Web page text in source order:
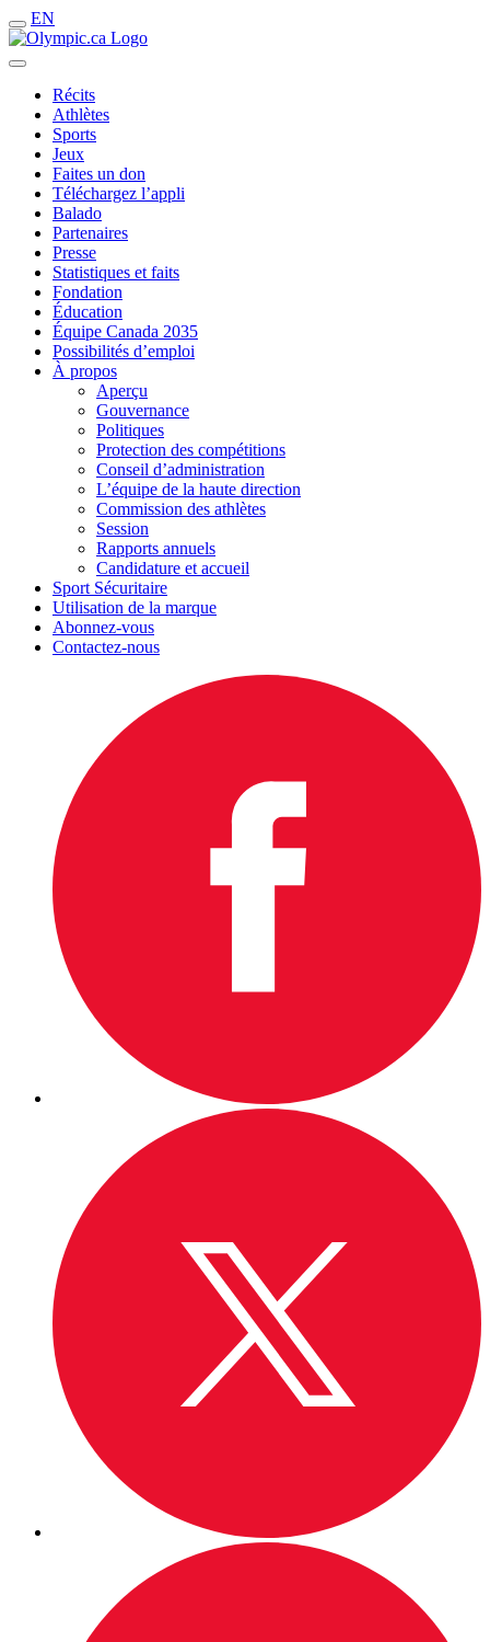
EN
Récits
Athlètes
Sports
Jeux
Faites un don
Téléchargez l’appli
Balado
Partenaires
Presse
Statistiques et faits
Fondation
Éducation
Équipe Canada 2035
Possibilités d’emploi
À propos
Aperçu
Gouvernance
Politiques
Protection des compétitions
Conseil d’administration
L’équipe de la haute direction
Commission des athlètes
Session
Rapports annuels
Candidature et accueil
Sport Sécuritaire
Utilisation de la marque
Abonnez-vous
Contactez-nous